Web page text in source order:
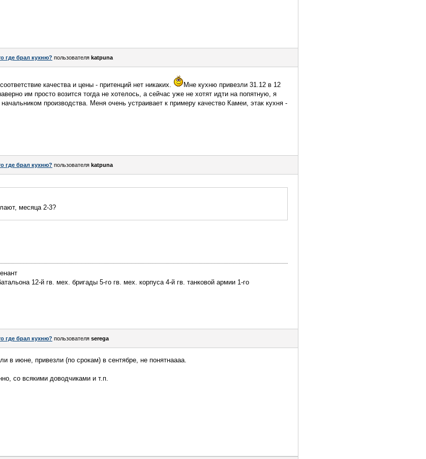
где брал кухню? пользователя katpuna
качества и цены - притенций нет никаких.
Мне кухню привезли 31.12 в 12
им просто возится тогда не хотелось, а сейчас уже не хотят идти на попятную, я
производства. Меня очень устраивает к примеру качество Камеи, этак кухня -
где брал кухню? пользователя katpuna
месяца 2-3?
12-й гв. мех. бригады 5-го гв. мех. корпуса 4-й гв. танковой армии 1-го
где брал кухню? пользователя serega
в июне, привезли (по срокам) в сентябре, не понятнаааа.
со всякими доводчиками и т.п.